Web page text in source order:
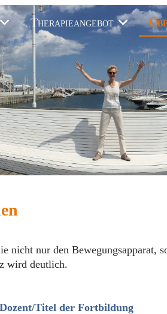
Therapieangebot
nicht nur den Bewegungsapparat,
wird deutlich.
Dozent/Titel der Fortbildung